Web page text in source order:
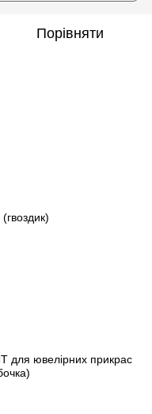
Порівняти
для ювелірних прикрас